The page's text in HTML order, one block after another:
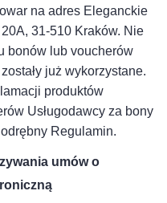
na adres Eleganckie
31-510 Kraków. Nie
bonów lub voucherów
już wykorzystane.
produktów
Usługodawcy za bony
Regulamin.
umów o